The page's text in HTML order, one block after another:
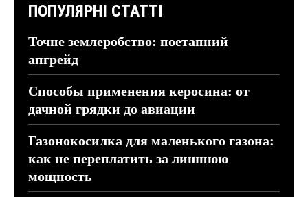
ПОПУЛЯРНІ СТАТТІ
Точне землеробство: поетапний
апгрейд
Способы применения керосина: от
дачной грядки до авиации
Газонокосилка для маленького газона:
как не переплатить за лишнюю
мощность